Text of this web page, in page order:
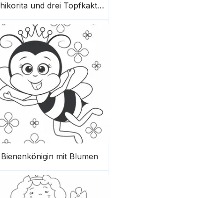
Chikorita und drei Topfkakteen
Bienenkönigin mit Blumen